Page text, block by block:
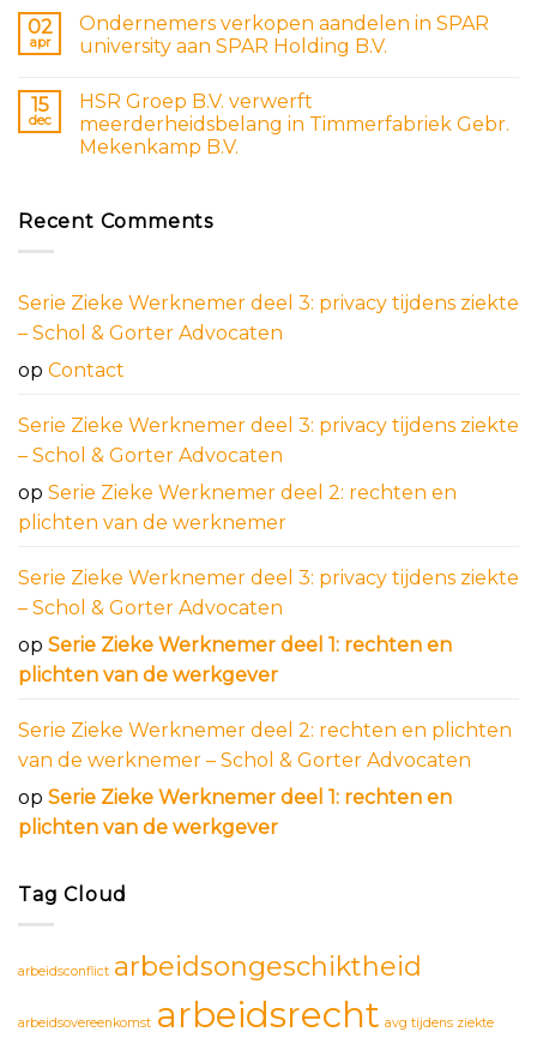
02
apr
Ondernemers verkopen aandelen in SPAR
university aan SPAR Holding B.V.
15
dec
HSR Groep B.V. verwerft
meerderheidsbelang in Timmerfabriek Gebr.
Mekenkamp B.V.
Recent Comments
Serie Zieke Werknemer deel 3: privacy tijdens ziekte
– Schol & Gorter Advocaten
op Contact
Serie Zieke Werknemer deel 3: privacy tijdens ziekte
– Schol & Gorter Advocaten
op Serie Zieke Werknemer deel 2: rechten en
plichten van de werknemer
Serie Zieke Werknemer deel 3: privacy tijdens ziekte
– Schol & Gorter Advocaten
op Serie Zieke Werknemer deel 1: rechten en
plichten van de werkgever
Serie Zieke Werknemer deel 2: rechten en plichten
van de werknemer – Schol & Gorter Advocaten
op Serie Zieke Werknemer deel 1: rechten en
plichten van de werkgever
Tag Cloud
arbeidsconflict arbeidsongeschiktheid
arbeidsovereenkomst arbeidsrecht avg tijdens ziekte